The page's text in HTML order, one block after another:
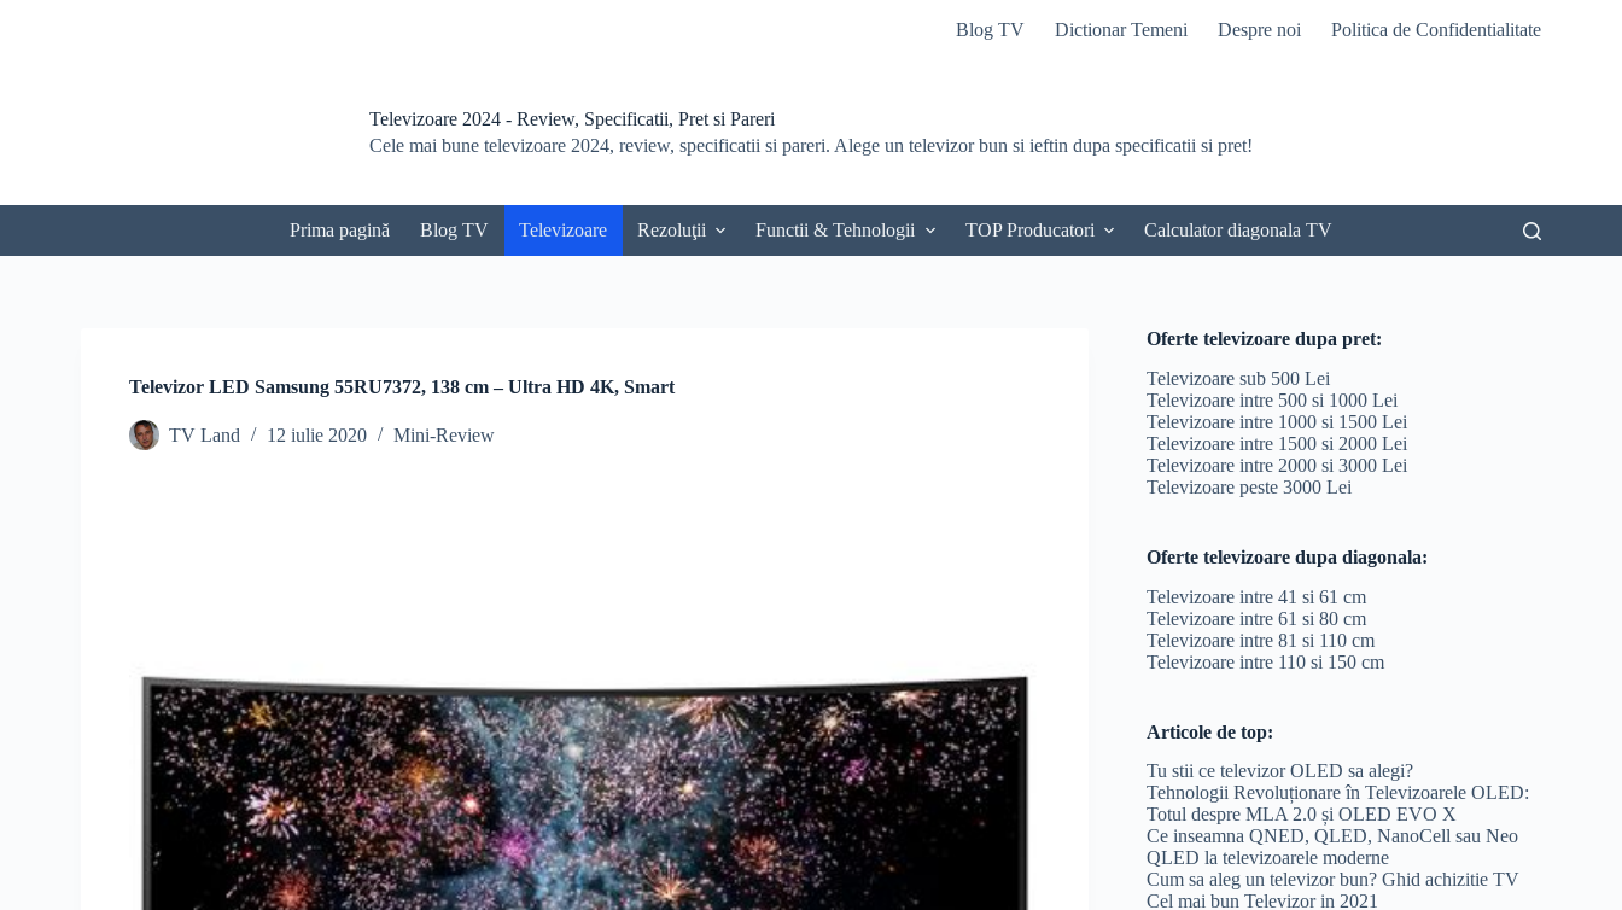
n
Blog TV Dictionar Temeni Despre noi Politica de Confidentialitate
Televizoare 2024 - Review, Specificatii, Pret si Pareri
Cele mai bune televizoare 2024, review, specificatii si pareri. Alege un televizor bun si ieftin dupa specificatii si pret!
Prima pagină Blog TV Televizoare Rezoluţii Functii & Tehnologii TOP Producatori Calculator diagonala TV
Televizor LED Samsung 55RU7372, 138 cm – Ultra HD 4K, Smart
TV Land 12 iulie 2020 Mini-Review
Oferte televizoare dupa pret:
Televizoare sub 500 Lei
Televizoare intre 500 si 1000 Lei
Televizoare intre 1000 si 1500 Lei
Televizoare intre 1500 si 2000 Lei
Televizoare intre 2000 si 3000 Lei
Televizoare peste 3000 Lei
Oferte televizoare dupa diagonala:
Televizoare intre 41 si 61 cm
Televizoare intre 61 si 80 cm
Televizoare intre 81 si 110 cm
Televizoare intre 110 si 150 cm
Articole de top:
Tu stii ce televizor OLED sa alegi?
Tehnologii Revoluționare în Televizoarele OLED:
Totul despre MLA 2.0 și OLED EVO X
Ce inseamna QNED, QLED, NanoCell sau Neo
QLED la televizoarele moderne
Cum sa aleg un televizor bun? Ghid achizitie TV
Cel mai bun Televizor in 2021